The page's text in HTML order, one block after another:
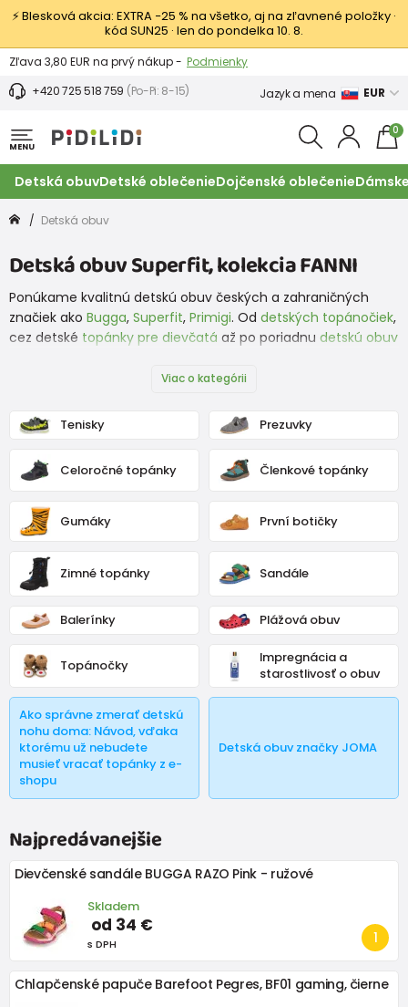
⚡ Blesková akcia: EXTRA −25 % na všetko, aj na zľavnené položky ·
kód SUN25 · len do pondelka 10. 8.
Výmena a vrátenie tovaru - Zobraziť
+420 725 518 759 (Po-Pi: 8-15) Jazyk a mena EUR
MENU
0
Detská obuvDetské oblečenieDojčenské oblečenie
Detská obuv
Detská obuv Superfit, kolekcia FANNI
Ponúkame kvalitnú detskú obuv českých a zahraničných
značiek ako Bugga, Superfit, Primigi. Od detských topánočiek,
cez detské topánky pre dievčatá až po poriadnu detskú obuv
. A čo nemáme my, nájdete na našej
zdravotnu ortopedicku obuv.
Väčšina detí sa rodí so zdravými nohami, bohužiaľ o niekoľko
rokov neskôr má takmer tretina prváčikov ortopedickú vadu.
Je to spôsobené nevhodnou obuvou alebo kvalitnou obuvou,
ale nesprávnej šírky alebo veľkosti...
Viac o kategórii
Tenisky Prezuvky
Celoročné topánky Členkové topánky
Gumáky První botičky
Zimné topánky Sandále
Balerínky Plážová obuv
Topánočky
Impregnácia a
starostlivosť o obuv
Ako správne zmerať detskú
nohu doma: Návod, vďaka
ktorému už nebudete
musieť vracať topánky z e-
shopu
Detská obuv značky JOMA
Najpredávanejšie
Dievčenské sandále BUGGA RAZO Pink - ružové
Skladem
od 34 €
s DPH
Chlapčenské papuče Barefoot Pegres, BF01 gaming, čierne